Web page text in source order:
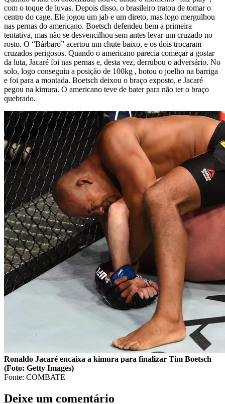
com o toque de luvas. Depois disso, o brasileiro tratou de tomar o
centro do cage. Ele jogou um jab e um direto, mas logo mergulhou
nas pernas do americano. Boetsch defendeu bem a primeira
tentativa, mas não se desvencilhou sem antes levar um cruzado no
rosto. O “Bárbaro” acertou um chute baixo, e os dois trocaram
cruzados perigosos. Quando o americano parecia começar a gostar
da luta, Jacaré foi nas pernas e, desta vez, derrubou o adversário. No
solo, logo conseguiu a posição de 100kg , botou o joelho na barriga
e foi para a montada. Boetsch deixou o braço exposto, e Jacaré
pegou na kimura. O americano teve de bater para não ter o braço
quebrado.
Ronaldo Jacaré encaixa a kimura para finalizar Tim Boetsch
(Foto: Getty Images)
Fonte: COMBATE
Deixe um comentário